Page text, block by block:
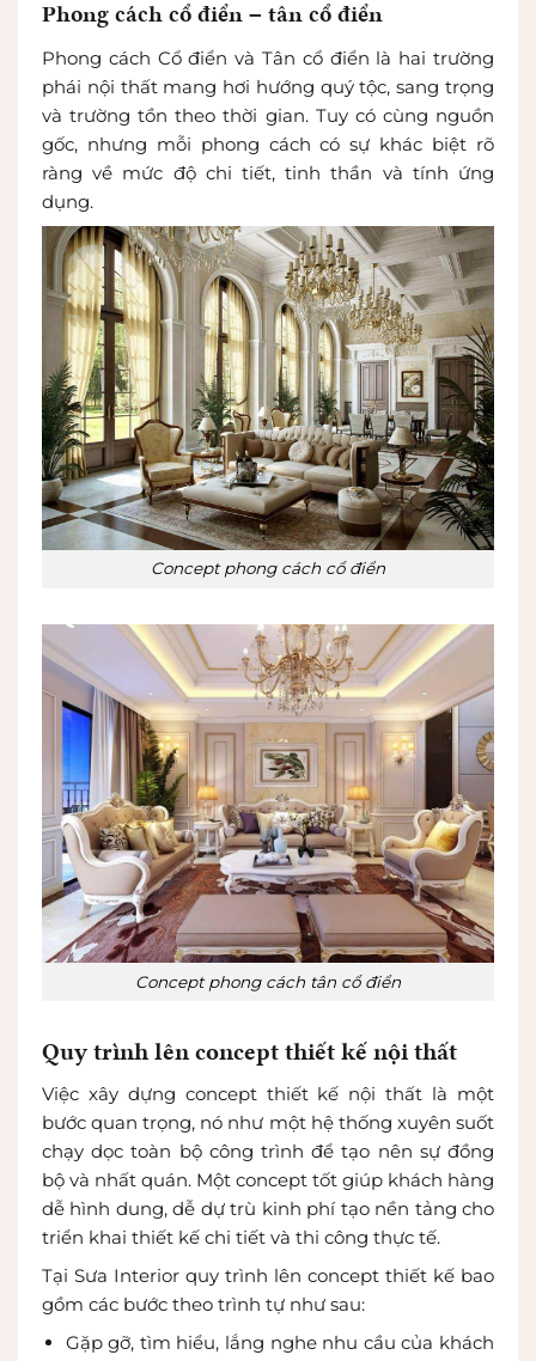
Phong cách cổ điển – tân cổ điển
Phong cách Cổ điển và Tân cổ điển là hai trường
phái nội thất mang hơi hướng quý tộc, sang trọng
và trường tồn theo thời gian. Tuy có cùng nguồn
gốc, nhưng mỗi phong cách có sự khác biệt rõ
ràng về mức độ chi tiết, tinh thần và tính ứng
dụng.
Concept phong cách cổ điển
Concept phong cách tân cổ điển
Quy trình lên concept thiết kế nội thất
Việc xây dựng concept thiết kế nội thất là một
bước quan trọng, nó như một hệ thống xuyên suốt
chạy dọc toàn bộ công trình để tạo nên sự đồng
bộ và nhất quán. Một concept tốt giúp khách hàng
dễ hình dung, dễ dự trù kinh phí tạo nền tảng cho
triển khai thiết kế chi tiết và thi công thực tế.
Tại Sưa Interior quy trình lên concept thiết kế bao
gồm các bước theo trình tự như sau:
Gặp gỡ, tìm hiểu, lắng nghe nhu cầu của khách